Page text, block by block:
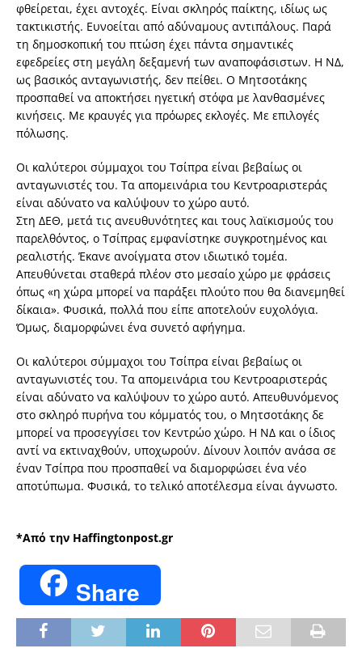
φθείρεται, έχει αντοχές. Είναι σκληρός παίκτης, ιδίως ως
τακτικιστής. Ευνοείται από αδύναμους αντιπάλους. Παρά
τη δημοσκοπική του πτώση έχει πάντα σημαντικές
εφεδρείες στη μεγάλη δεξαμενή των αναποφάσιστων. Η ΝΔ,
ως βασικός ανταγωνιστής, δεν πείθει. Ο Μητσοτάκης
προσπαθεί να αποκτήσει ηγετική στόφα με λανθασμένες
κινήσεις. Με κραυγές για πρόωρες εκλογές. Με επιλογές
πόλωσης.
Οι καλύτεροι σύμμαχοι του Τσίπρα είναι βεβαίως οι
ανταγωνιστές του. Τα απομεινάρια του Κεντροαριστεράς
είναι αδύνατο να καλύψουν το χώρο αυτό.
Στη ΔΕΘ, μετά τις ανευθυνότητες και τους λαϊκισμούς του
παρελθόντος, ο Τσίπρας εμφανίστηκε συγκροτημένος και
ρεαλιστής. Έκανε ανοίγματα στον ιδιωτικό τομέα.
Απευθύνεται σταθερά πλέον στο μεσαίο χώρο με φράσεις
όπως «η χώρα μπορεί να παράξει πλούτο που θα διανεμηθεί
δίκαια». Φυσικά, πολλά που είπε αποτελούν ευχολόγια.
Όμως, διαμορφώνει ένα συνετό αφήγημα.
Οι καλύτεροι σύμμαχοι του Τσίπρα είναι βεβαίως οι
ανταγωνιστές του. Τα απομεινάρια του Κεντροαριστεράς
είναι αδύνατο να καλύψουν το χώρο αυτό. Απευθυνόμενος
στο σκληρό πυρήνα του κόμματός του, ο Μητσοτάκης δε
μπορεί να προσεγγίσει τον Κεντρώο χώρο. Η ΝΔ και ο ίδιος
αντί να εκτιναχθούν, υποχωρούν. Δίνουν λοιπόν ανάσα σε
έναν Τσίπρα που προσπαθεί να διαμορφώσει ένα νέο
αποτύπωμα. Φυσικά, το τελικό αποτέλεσμα είναι άγνωστο.
*Από την Haffingtonpost.gr
Share